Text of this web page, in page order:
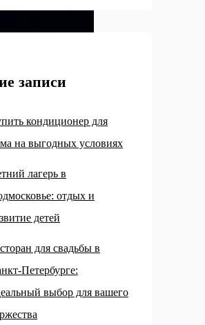
записи
кондиционер для
на выгодных условиях
лагерь в
отдых и
детей
для свадьбы в
Петербурге:
выбор для вашего